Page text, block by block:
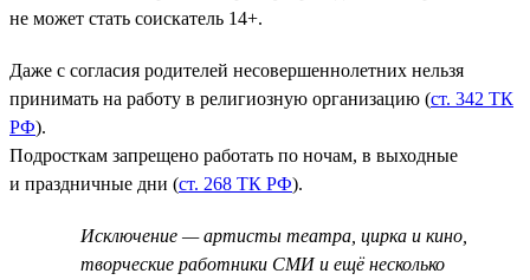
не может стать соискатель 14+.
Даже с согласия родителей несовершеннолетних нельзя
принимать на работу в религиозную организацию (ст. 342 ТК
РФ).
Подросткам запрещено работать по ночам, в выходные
и праздничные дни (ст. 268 ТК РФ).
Исключение — артисты театра, цирка и кино,
творческие работники СМИ и ещё несколько